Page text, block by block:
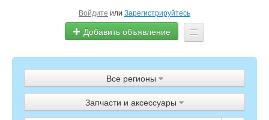
Войдите или Зарегистрируйтесь
Добавить объявление
Объявления
Полистать газету
Все регионы
Запчасти и аксессуары